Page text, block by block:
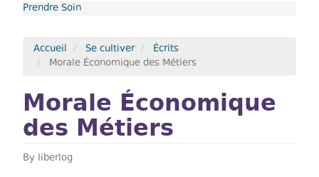
Prendre Soin
Accueil Se cultiver
Écrits
Morale Économique des Métiers
Morale Économique
des Métiers
By liberlog